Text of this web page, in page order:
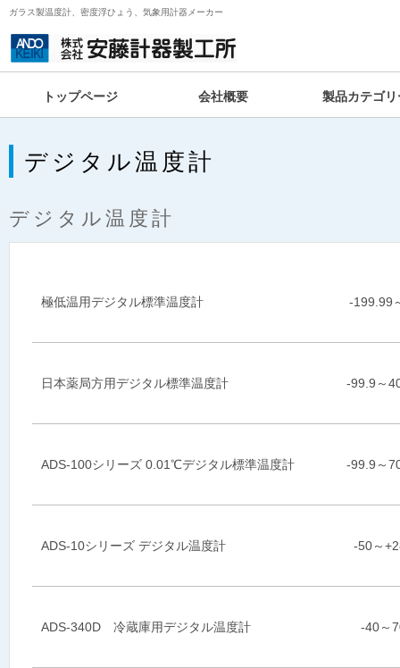
ガラス製温度計、密度浮ひょう、気象用計器メーカー
トップページ 会社概要 製品カテゴリ
デジタル温度計
デジタル温度計
極低温用デジタル標準温度計 -199.99
日本薬局方用デジタル標準温度計 -99.9～
ADS-100シリーズ 0.01℃デジタル標準温度計 -99.9～
ADS-10シリーズ デジタル温度計 -50～
ADS-340D 冷蔵庫用デジタル温度計 -40～